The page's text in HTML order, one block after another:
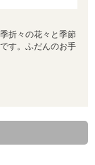
折々の花々と季節
す。ふだんのお手